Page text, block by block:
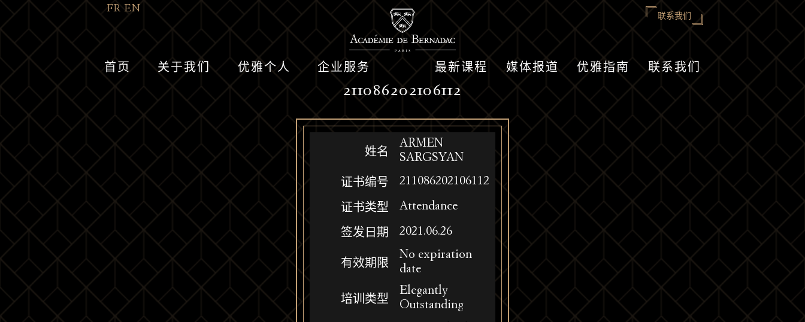
FREN
联系我们
首页 关于我们 优雅个人 企业服务 最新课程 媒体报道 优雅指南 联系我们
211086202106112
姓名
ARMEN
SARGSYAN
证书编号 211086202106112
证书类型 Attendance
签发日期 2021.06.26
有效期限
No expiration
date
培训类型
Elegantly
Outstanding